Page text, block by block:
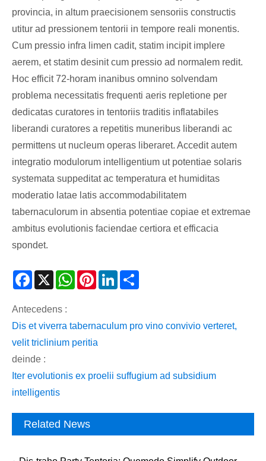
provincia, in altum praecisionem sensoriis constructis
utitur ad pressionem tentorii in tempore reali monentis.
Cum pressio infra limen cadit, statim incipit implere
aerem, et statim desinit cum pressio ad normalem redit.
Hoc efficit 72-horam inanibus omnino solvendam
problema necessitatis frequenti aeris repletione per
dedicatas curatores in tentoriis traditis inflatabiles
liberandi curatores a repetitis muneribus liberandi ac
permittens ut nucleum operas liberaret. Accedit autem
integratio modulorum intelligentium ut potentiae solaris
systemata suppeditat ac temperatura et humiditas
moderatio latae latis accommodabilitatem
tabernaculorum in absentia potentiae copiae et extremae
ambitus evolutionis faciendae certiora et efficacia
spondet.
Facebook
X WhatsAppPinterestLinkedIn
Antecedens :
Dis et viverra tabernaculum pro vino convivio verteret,
velit triclinium peritia
deinde :
Iter evolutionis ex proelii suffugium ad subsidium
intelligentis
Related News